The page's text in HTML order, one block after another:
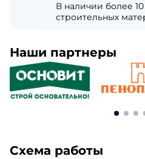
В наличии более
строительных
Наши партнеры
Схема работы